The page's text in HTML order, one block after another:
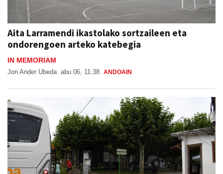
Aita Larramendi ikastolako sortzaileen eta
ondorengoen arteko katebegia
IN MEMORIAM
Jon Ander Ubeda abu 06, 11:38 ANDOAIN